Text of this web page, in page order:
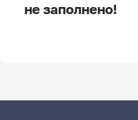
не заполнено!